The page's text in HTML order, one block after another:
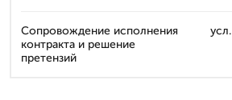
Сопровождение исполнения
контракта и решение
претензий
усл.